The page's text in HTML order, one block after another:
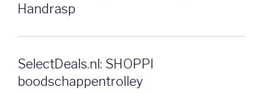
Handrasp
SelectDeals.nl: SHOPPI
boodschappentrolley